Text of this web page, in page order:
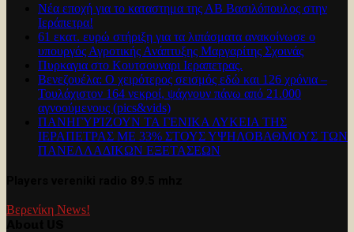
Νέα εποχή για το καταστημα της ΑΒ Βασιλόπουλος στην
Ιεράπετρα!
61 εκατ. ευρώ στήριξη για τα λιπάσματα ανακοίνωσε ο
υπουργός Αγροτικής Ανάπτυξης Μαργαρίτης Σχοινάς
Πυρκαγια στο Κουτσουναρι Ιεραπετρας.
Βενεζουέλα: Ο χειρότερος σεισμός εδώ και 126 χρόνια –
Τουλάχιστον 164 νεκροί, ψάχνουν πάνω από 21.000
αγνοούμενους (pics&vids)
ΠΑΝΗΓΥΡΊΖΟΥΝ ΤΑ ΓΕΝΙΚΑ ΛΥΚΕΙΑ ΤΗΣ
ΙΕΡΑΠΕΤΡΑΣ ΜΕ 33% ΣΤΟΥΣ ΥΨΗΛΟΒΑΘΜΟΥΣ ΤΩΝ
ΠΑΝΕΛΛΑΔΙΚΩΝ ΕΞΕΤΑΣΕΩΝ
Βερενίκη News!